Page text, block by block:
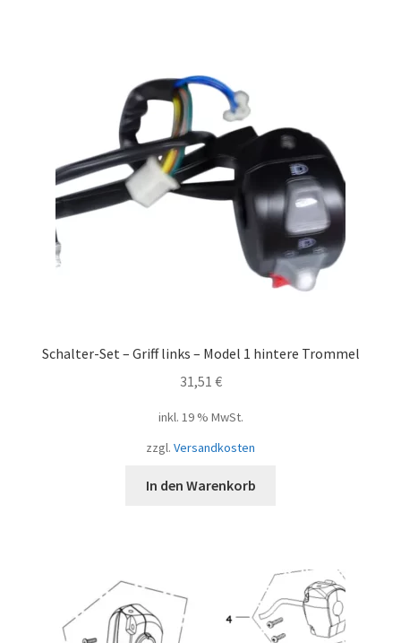
Schalter-Set – Griff links – Model 1 hintere Trommel
31,51 €
inkl. 19 % MwSt.
zzgl. Versandkosten
In den Warenkorb